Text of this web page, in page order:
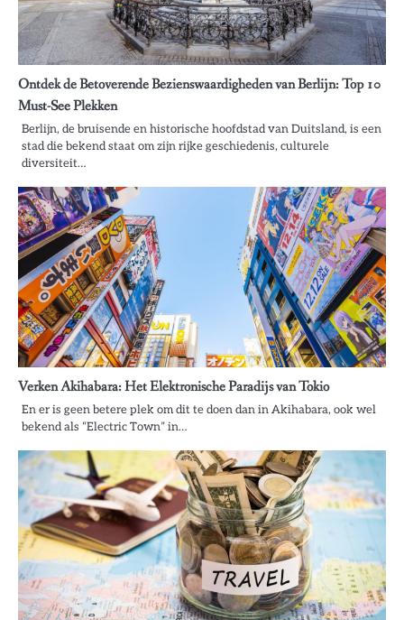
Ontdek de Betoverende Bezienswaardigheden van Berlijn: Top 10
Must-See Plekken
Berlijn, de bruisende en historische hoofdstad van Duitsland, is een
stad die bekend staat om zijn rijke geschiedenis, culturele
diversiteit…
Verken Akihabara: Het Elektronische Paradijs van Tokio
En er is geen betere plek om dit te doen dan in Akihabara, ook wel
bekend als “Electric Town” in…